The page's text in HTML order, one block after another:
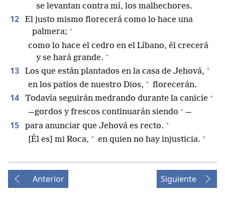
se levantan contra mí, los malhechores.
12
El justo mismo florecerá como lo hace una
palmera; +
como lo hace el cedro en el Líbano, él crecerá
y se hará grande. +
13 Los que están plantados en la casa de Jehová, +
en los patios de nuestro Dios, + florecerán.
14 Todavía seguirán medrando durante la canicie +
—gordos y frescos continuarán siendo + —
15 para anunciar que Jehová es recto. +
[Él es] mi Roca, + en quien no hay injusticia. +
Anterior Siguiente